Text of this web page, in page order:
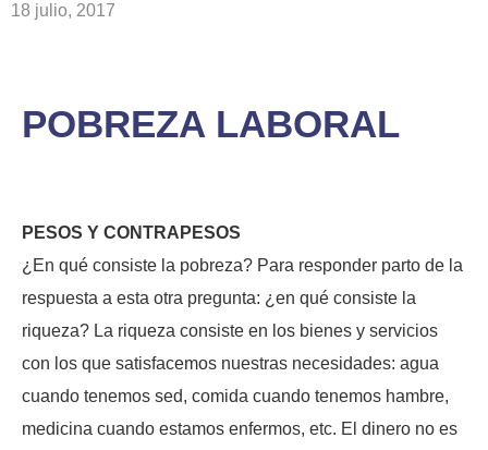
18 julio, 2017
POBREZA LABORAL
PESOS Y CONTRAPESOS
¿En qué consiste la pobreza? Para responder parto de la
respuesta a esta otra pregunta: ¿en qué consiste la
riqueza? La riqueza consiste en los bienes y servicios
con los que satisfacemos nuestras necesidades: agua
cuando tenemos sed, comida cuando tenemos hambre,
medicina cuando estamos enfermos, etc. El dinero no es